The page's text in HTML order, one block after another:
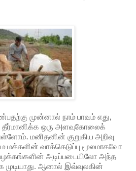
முன்னால் நாம் பாவம் எது,
ஒரு அளவுகோலைக்
மனிதனின் குறுகிய அறிவு
வாக்கெடுப்பு மூலமாகவோ
அடிப்படையிலோ அந்த
ஆனால் இவ்வுலகின்